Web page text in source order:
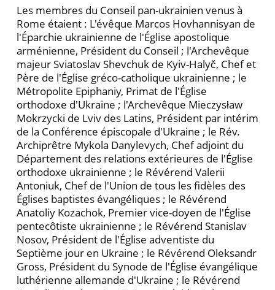
Les membres du Conseil pan-ukrainien venus à
Rome étaient : L'évêque Marcos Hovhannisyan de
l'Éparchie ukrainienne de l'Église apostolique
arménienne, Président du Conseil ; l'Archevêque
majeur Sviatoslav Shevchuk de Kyiv-Halyč, Chef et
Père de l'Église gréco-catholique ukrainienne ; le
Métropolite Epiphaniy, Primat de l'Église
orthodoxe d'Ukraine ; l'Archevêque Mieczysław
Mokrzycki de Lviv des Latins, Président par intérim
de la Conférence épiscopale d'Ukraine ; le Rév.
Archiprêtre Mykola Danylevych, Chef adjoint du
Département des relations extérieures de l'Église
orthodoxe ukrainienne ; le Révérend Valerii
Antoniuk, Chef de l'Union de tous les fidèles des
Églises baptistes évangéliques ; le Révérend
Anatoliy Kozachok, Premier vice-doyen de l'Église
pentecôtiste ukrainienne ; le Révérend Stanislav
Nosov, Président de l'Église adventiste du
Septième jour en Ukraine ; le Révérend Oleksandr
Gross, Président du Synode de l'Église évangélique
luthérienne allemande d'Ukraine ; le Révérend